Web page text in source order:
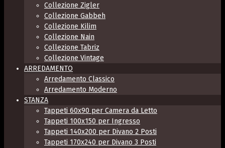
Collezione Zigler
Collezione Gabbeh
Collezione Kilim
Collezione Nain
Collezione Tabriz
Collezione Vintage
ARREDAMENTO
Arredamento Classico
Arredamento Moderno
STANZA
Tappeti 60x90 per Camera da Letto
Tappeti 100x150 per Ingresso
Tappeti 140x200 per Divano 2 Posti
Tappeti 170x240 per Divano 3 Posti